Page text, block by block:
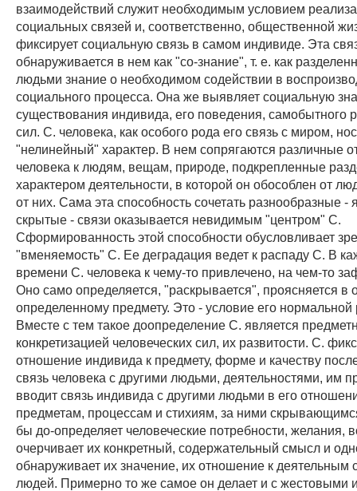
взаимодействий служит необходимым условием
социальных связей и, соответственно, общественной
фиксирует социальную связь в самом индивиде. Эта
обнаруживается в нем как "со-знание", т. е. как
людьми знание о необходимом содействии в
социального процесса. Она же выявляет социальную
существования индивида, его поведения, самобытного
сил. С. человека, как особого рода его связь с миром,
"нелинейный" характер. В нем сопрягаются различные
человека к людям, вещам, природе, подкрепленные
характером деятельности, в которой он обособлен от
от них. Сама эта способность сочетать разнообразные -
скрытые - связи оказывается невидимым "центром" С.
Сформированность этой способности обусловливает
"вменяемость" С. Ее деградация ведет к распаду С. В
времени С. человека к чему-то привлечено, на чем-то
Оно само определяется, "раскрывается", проясняется в
определенному предмету. Это - условие его нормальной
Вместе с тем такое доопределение С. является
конкретизацией человеческих сил, их развитости. С.
отношение индивида к предмету, форме и качеству
связь человека с другими людьми, деятельностями, им
вводит связь индивида с другими людьми в его
предметам, процессам и стихиям, за ними
бы до-определяет человеческие потребности, желания,
очерчивает их конкретный, содержательный смысл и
обнаруживает их значение, их отношение к деятельным
людей. Примерно то же самое он делает и с жестовыми